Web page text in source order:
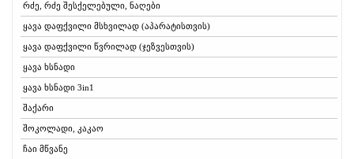
რძე, რძე შესქელებული, ნაღები
ყავა დაფქვილი მსხვილად (აპარატისთვის)
ყავა დაფქვილი წვრილად (ჯეზვესთვის)
ყავა ხსნადი
ყავა ხსნადი 3in1
შაქარი
შოკოლადი, კაკაო
ჩაი მწვანე